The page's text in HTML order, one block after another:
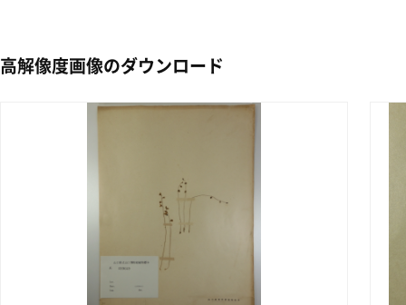
高解像度画像のダウンロード